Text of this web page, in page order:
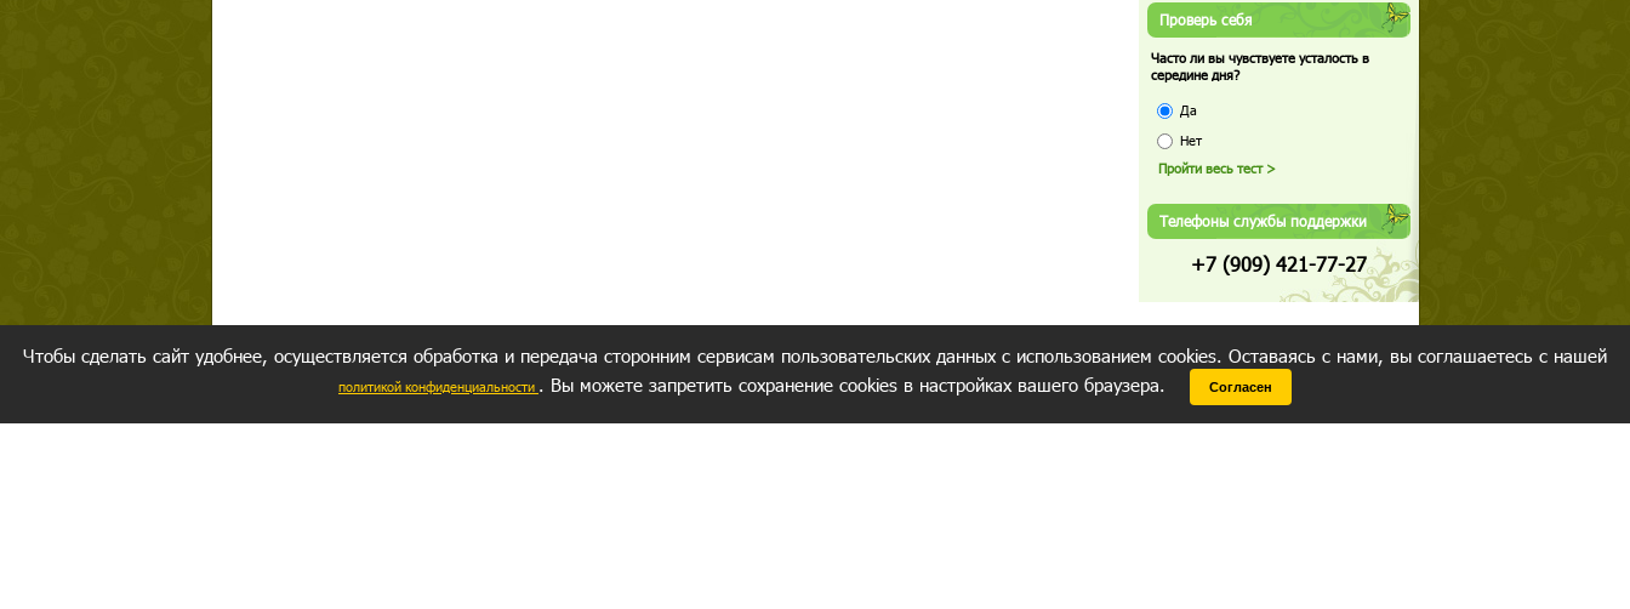
Проверь себя
Часто ли вы чувствуете усталость в
середине дня?
Да
Нет
Телефоны службы поддержки
+7 (909) 421-77-27
Чтобы сделать сайт удобнее, осуществляется обработка и передача сторонним сервисам пользовательских данных с использованием cookies. Оставаясь с нами, вы соглашаетесь с нашей
политикой конфиденциальности . Вы можете запретить сохранение cookies в настройках вашего браузера. Согласен